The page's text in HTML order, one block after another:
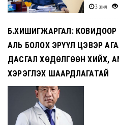
3 жил
Б.ХИШИГЖАРГАЛ:
АЛЬ БОЛОХ ЭРҮҮЛ ЦЭВЭР
ДАСГАЛ ХӨДӨЛГӨӨН ХИЙХ,
ХЭРЭГЛЭХ ШААРДЛАГАТАЙ